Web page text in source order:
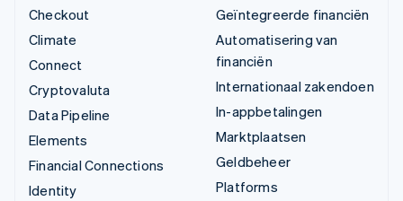
Checkout
Climate
Connect
Cryptovaluta
Data Pipeline
Elements
Financial Connections
Identity
Geïntegreerde financiën
Automatisering van
financiën
Internationaal zakendoen
In-appbetalingen
Marktplaatsen
Geldbeheer
Platforms